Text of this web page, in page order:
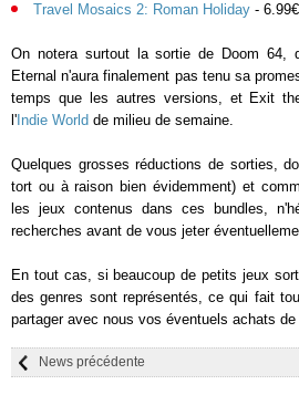
Travel Mosaics 2: Roman Holiday - 6.99€
On notera surtout la sortie de Doom 64,
Eternal n'aura finalement pas tenu sa
temps que les autres versions, et Exit
l' Indie World de milieu de semaine.
Quelques grosses réductions de sorties,
tort ou à raison bien évidemment) et
les jeux contenus dans ces bundles,
recherches avant de vous jeter
En tout cas, si beaucoup de petits jeux
des genres sont représentés, ce qui fait
partager avec nous vos éventuels achats
News précédente